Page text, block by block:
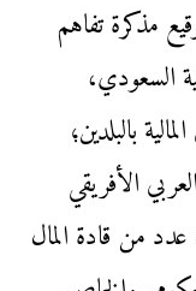
مذكرة تفاهم
السعودي،
بالبلدين؛
الأفريقي
من قادة المال